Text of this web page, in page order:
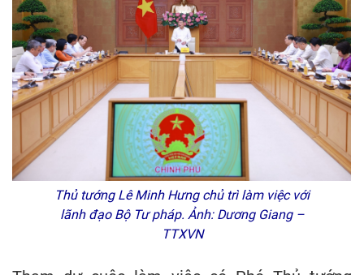
Thủ tướng Lê Minh Hưng chủ trì làm việc với
lãnh đạo Bộ Tư pháp. Ảnh: Dương Giang –
TTXVN